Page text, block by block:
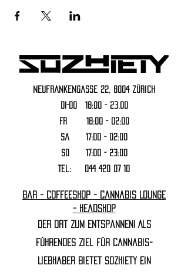
Neufrankengasse 22, 8004 Zürich
DI-DO 18:00 - 23.00
FR 18:00 - 02:00
Sa 17:00 - 02:00
SO 17:00 - 23:00
Tel: 044 420 07 10
Bar - Coffeeshop - Cannabis Lounge
- Headshop
Der Ort zum Entspannen! Als
führendes Ziel für Cannabis-
Liebhaber bietet Sozhiety ein